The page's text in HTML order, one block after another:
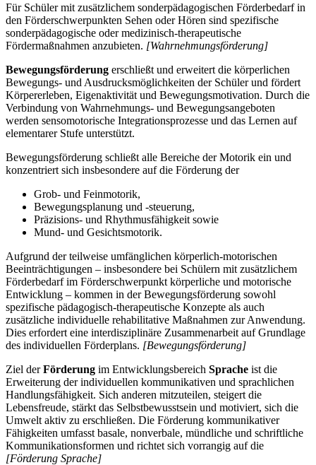
Für Schüler mit zusätzlichem sonderpädagogischen Förderbedarf in
den Förderschwerpunkten Sehen oder Hören sind spezifische
sonderpädagogische oder medizinisch-therapeutische
Fördermaßnahmen anzubieten. [Wahrnehmungsförderung]
Bewegungsförderung erschließt und erweitert die körperlichen
Bewegungs- und Ausdrucksmöglichkeiten der Schüler und fördert
Körpererleben, Eigenaktivität und Bewegungsmotivation. Durch die
Verbindung von Wahrnehmungs- und Bewegungsangeboten
werden sensomotorische Integrationsprozesse und das Lernen auf
elementarer Stufe unterstützt.
Bewegungsförderung schließt alle Bereiche der Motorik ein und
konzentriert sich insbesondere auf die Förderung der
Grob- und Feinmotorik,
Bewegungsplanung und -steuerung,
Präzisions- und Rhythmusfähigkeit sowie
Mund- und Gesichtsmotorik.
Aufgrund der teilweise umfänglichen körperlich-motorischen
Beeinträchtigungen – insbesondere bei Schülern mit zusätzlichem
Förderbedarf im Förderschwerpunkt körperliche und motorische
Entwicklung – kommen in der Bewegungsförderung sowohl
spezifische pädagogisch-therapeutische Konzepte als auch
zusätzliche individuelle rehabilitative Maßnahmen zur Anwendung.
Dies erfordert eine interdisziplinäre Zusammenarbeit auf Grundlage
des individuellen Förderplans. [Bewegungsförderung]
Ziel derFörderung im Entwicklungsbereich Sprache ist die
Erweiterung der individuellen kommunikativen und sprachlichen
Handlungsfähigkeit. Sich anderen mitzuteilen, steigert die
Lebensfreude, stärkt das Selbstbewusstsein und motiviert, sich die
Umwelt aktiv zu erschließen. Die Förderung kommunikativer
Fähigkeiten umfasst basale, nonverbale, mündliche und schriftliche
Kommunikationsformen und richtet sich vorrangig auf die
[Förderung Sprache]